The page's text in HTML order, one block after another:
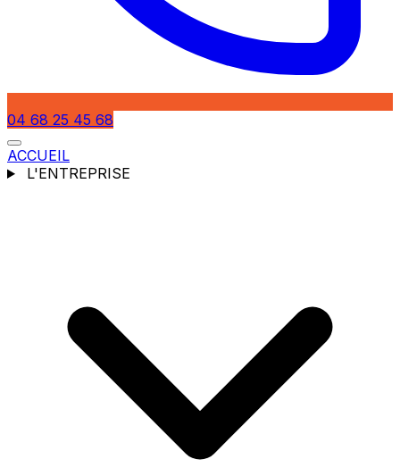
04 68 25 45 68
ACCUEIL
L'ENTREPRISE